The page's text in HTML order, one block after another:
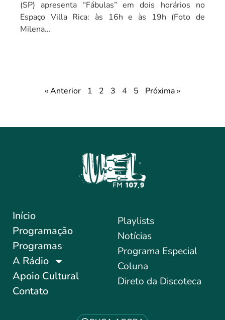
(SP) apresenta “Fábulas” em dois horários no
Espaço Villa Rica: às 16h e às 19h (Foto de
Milena…
« Anterior 1 2 3 4 5 Próxima »
Início
Programação
Programas
A Rádio
Apoio Cultural
Contato
Playlists
Notícias
Programa Especial
Coluna
Direto da Discoteca